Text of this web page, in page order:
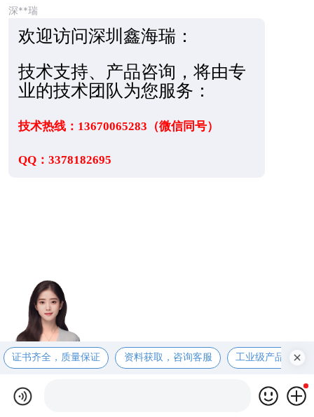
深**瑞
欢迎访问深圳鑫海瑞：
技术支持、产品咨询，将由专
业的技术团队为您服务：
技术热线：13670065283（微信同号）
QQ：3378182695
证书齐全，质量保证 资料获取，咨询客服 工业级产品，售